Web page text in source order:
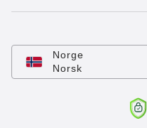
Norge
Norsk